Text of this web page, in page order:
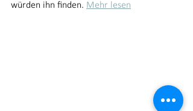
würden ihn finden. Mehr lesen